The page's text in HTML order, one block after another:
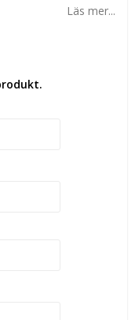
Läs mer...